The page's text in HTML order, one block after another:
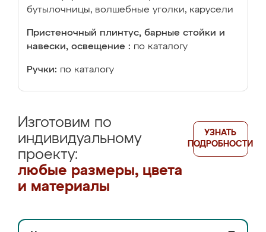
бутылочницы, волшебные уголки, карусели
Пристеночный плинтус, барные стойки и
навески, освещение : по каталогу
Ручки: по каталогу
Изготовим по
индивидуальному
проекту:
любые размеры, цвета
и материалы
УЗНАТЬ
ПОДРОБНОСТИ